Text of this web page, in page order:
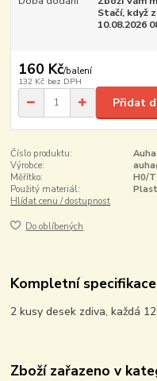
Stačí, když
10.08.2026
160 Kč/balení
132 Kč bez DPH
Přidat
Číslo produktu:
Výrobce:
Měřítko:
H0/
Použitý materiál:
Plast
Hlídat cenu / dostupnost
Do oblíbených
Kompletní specifikace
2 kusy desek zdiva, každá
Zboží zařazeno v